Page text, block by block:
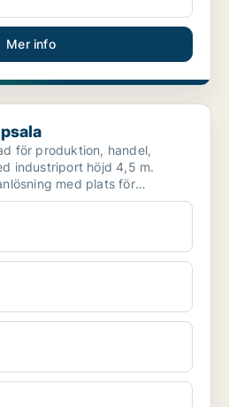
Mer info
för produktion, handel,
industriport höjd 4,5 m.
med plats för